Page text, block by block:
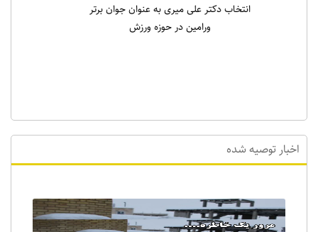
انتخاب دکتر علی میری به عنوان جوان برتر
ورامین در حوزه ورزش
اخبار توصیه شده